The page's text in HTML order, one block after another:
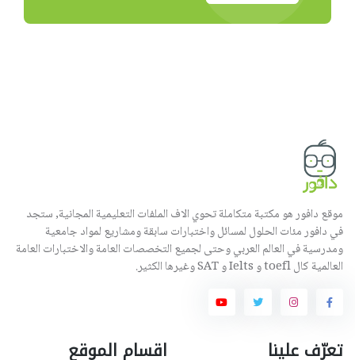
موقع دافور هو مكتبة متكاملة تحوي الاف الملفات التعليمية المجانية, ستجد
في دافور مئات الحلول لمسائل واختبارات سابقة ومشاريع لمواد جامعية
ومدرسية في العالم العربي وحتى لجميع التخصصات العامة والاختبارات العامة
العالمية كال toefl و Ielts و SAT وغيرها الكثير.
تعرّف علينا اقسام الموقع